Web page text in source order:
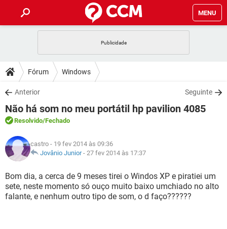
MENU
CELULAR
OUTLOOK
INSTAGRAM GMAIL
GUIA DE COMPRAS
DICAS
JOGOS
OUTLOOK
INSTAGRAM
GUIA DE COMPRAS
DOWNLOADS
JOGOS WHATSAPP
CELULAR
OUTLOOK
INSTAGRAM
GUIA DE COMPRAS
FÓRUM
JOGOS
CELULAR FACEBOOK
INSTAGRAM GMAIL
GLOSSÁRIO
JOGOS
CELULAR FACEBOOK
OUTLOOK EXCEL
Fórum Windows
Anterior Seguinte
Não há som no meu portátil hp pavilion 4085
Resolvido/Fechado
castro - 19 fev 2014 às 09:36
Jovânio Junior- 27 fev 2014 às 17:37
Bom dia, a cerca de 9 meses tirei o Windos XP e piratiei um
sete, neste momento só ouço muito baixo umchiado no alto
falante, e nenhum outro tipo de som, o d faço??????